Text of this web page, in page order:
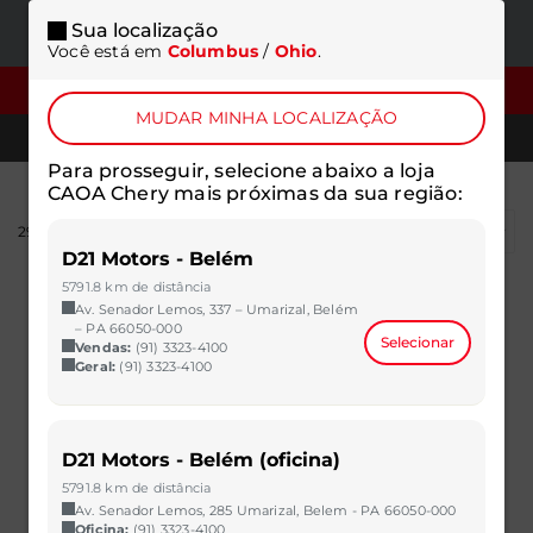
MENU
FILTROS
TELEFONES
298
Sua localização
Você está em Columbus / Ohio.
MUDAR MINHA LOCALIZAÇÃO
Para prosseguir, selecione abaixo a loja
CAOA Chery mais próximas da sua região:
D21 Motors - Belém
5791.8 km de distância
Av. Senador Lemos, 337 – Umarizal, Belém
– PA 66050-000
Vendas: (91) 3323-4100
Geral: (91) 3323-4100
Selecionar
D21 Motors - Belém (oficina)
5791.8 km de distância
Av. Senador Lemos, 285 Umarizal, Belem - PA 66050-000
Oficina: (91) 3323-4100